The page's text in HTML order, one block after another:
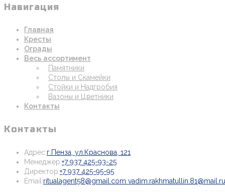
Навигация
Главная
Кресты
Ограды
Весь ассортимент
Памятники
Столы и Скамейки
Стойки и Надгробия
Вазоны и Цветники
Контакты
Контакты
Адрес:г.Пенза, ул.Краснова, 121
вкладке
Менеджер:+7 937 425-93-25Откроется
вашем
Директор:+7 937 425-95-95Откроется
в
Email:ritualagent58@gmail.com vadim.rakhmatullin.81@mail.ru